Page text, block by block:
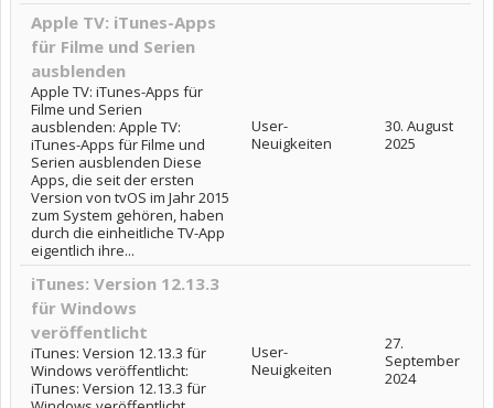
Apple TV: iTunes-Apps
für Filme und Serien
ausblenden
Apple TV: iTunes-Apps für
Filme und Serien
ausblenden: Apple TV:
iTunes-Apps für Filme und
Serien ausblenden Diese
Apps, die seit der ersten
Version von tvOS im Jahr 2015
zum System gehören, haben
durch die einheitliche TV-App
eigentlich ihre...
User-
Neuigkeiten
30. August
2025
iTunes: Version 12.13.3
für Windows
veröffentlicht
iTunes: Version 12.13.3 für
Windows veröffentlicht:
iTunes: Version 12.13.3 für
User-
Neuigkeiten
27.
September
2024